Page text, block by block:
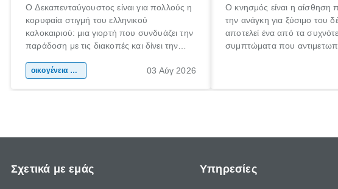
Ο Δεκαπενταύγουστος είναι για πολλούς η
κορυφαία στιγμή του ελληνικού
καλοκαιριού: μια γιορτή που συνδυάζει την
παράδοση με τις διακοπές και δίνει την
χώρας. Είτε πρόκειται για λίγες μέρες
οικογένεια & παιδί 03 Αύγ 2026
Ο κνησμός είναι η αίσθηση
την ανάγκη για ξύσιμο του
αποτελεί ένα από τα
συμπτώματα που
πληροφορίες για το
Σχετικά με εμάς Υπηρεσίες